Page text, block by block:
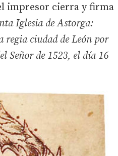
impresor cierra y firma
Iglesia de Astorga:
regia ciudad de León por
Señor de 1523, el día 16